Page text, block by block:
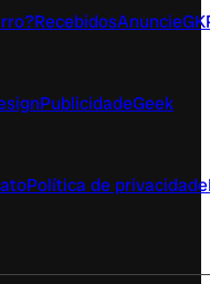
RecebidosAnuncie
PublicidadeGeek
Política de privacidade